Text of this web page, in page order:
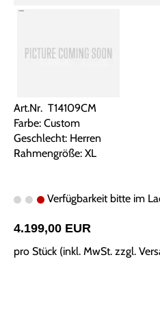
Art.Nr. T14109CM
Farbe: Custom
Geschlecht: Herren
Rahmengröße: XL
Verfügbarkeit bitte im
4.199,00 EUR
pro Stück (inkl. MwSt. zzgl.